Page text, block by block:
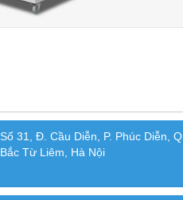
Số 31, Đ. Cầu Diễn, P. Phúc Diễn, Q.
Bắc Từ Liêm, Hà Nội